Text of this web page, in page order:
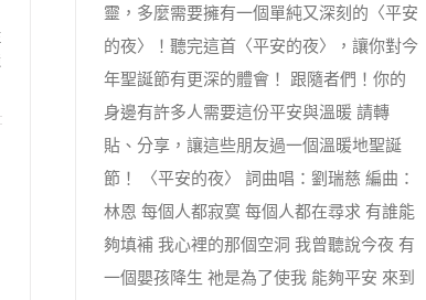
靈，多麼需要擁有一個單純又深刻的〈平安
的夜〉！聽完這首〈平安的夜〉，讓你對今
年聖誕節有更深的體會！ 跟隨者們！你的
身邊有許多人需要這份平安與溫暖 請轉
貼、分享，讓這些朋友過一個溫暖地聖誕
節！ 〈平安的夜〉 詞曲唱：劉瑞慈 編曲：
林恩 每個人都寂寞 每個人都在尋求 有誰能
夠填補 我心裡的那個空洞 我曾聽說今夜 有
一個嬰孩降生 祂是為了使我 能夠平安 來到